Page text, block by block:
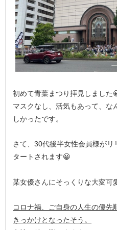
初めて青葉まつり拝見しました
マスクなし、活気もあって、な
しかったです。
さて、30代後半女性会員様が
タートされます😀
某女優さんにそっくりな大変
コロナ禍、ご自身の人生の優先
きっかけとなったそう。